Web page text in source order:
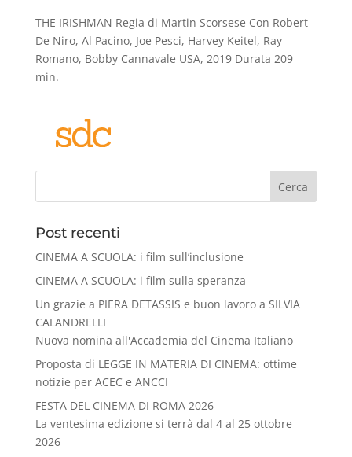
THE IRISHMAN Regia di Martin Scorsese Con Robert
De Niro, Al Pacino, Joe Pesci, Harvey Keitel, Ray
Romano, Bobby Cannavale USA, 2019 Durata 209
min.
Cerca
Post recenti
CINEMA A SCUOLA: i film sull’inclusione
CINEMA A SCUOLA: i film sulla speranza
Un grazie a PIERA DETASSIS e buon lavoro a SILVIA
CALANDRELLI
Nuova nomina all'Accademia del Cinema Italiano
Proposta di LEGGE IN MATERIA DI CINEMA: ottime
notizie per ACEC e ANCCI
FESTA DEL CINEMA DI ROMA 2026
La ventesima edizione si terrà dal 4 al 25 ottobre
2026